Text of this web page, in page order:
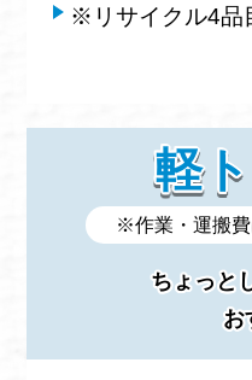
※リサイクル4品
軽
※作業・運搬費
ちょっと
お